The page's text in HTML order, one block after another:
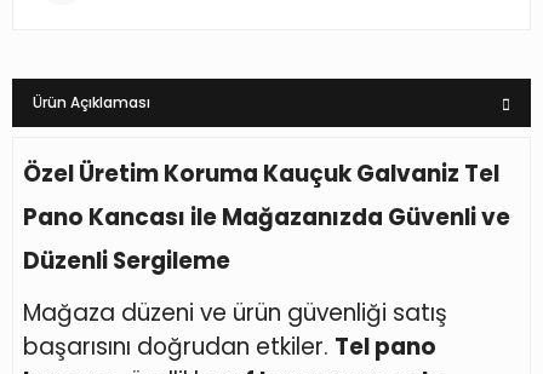
Ürün Açıklaması
Özel Üretim Koruma Kauçuk Galvaniz Tel
Pano Kancası ile Mağazanızda Güvenli ve
Düzenli Sergileme
Mağaza düzeni ve ürün güvenliği satış
başarısını doğrudan etkiler. Tel pano